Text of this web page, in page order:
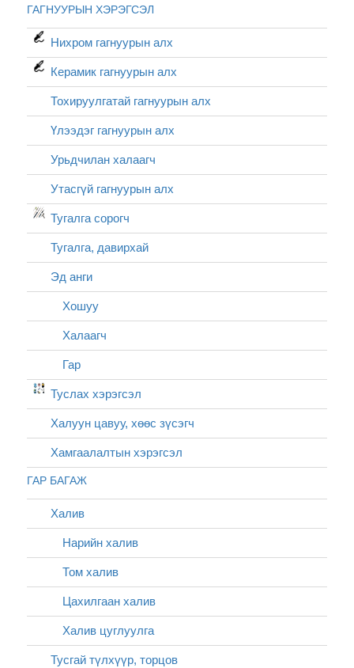
ГАГНУУРЫН ХЭРЭГСЭЛ
Нихром гагнуурын алх
Керамик гагнуурын алх
Тохируулгатай гагнуурын алх
Үлээдэг гагнуурын алх
Урьдчилан халаагч
Утасгүй гагнуурын алх
Тугалга сорогч
Тугалга, давирхай
Эд анги
Хошуу
Халаагч
Гар
Туслах хэрэгсэл
Халуун цавуу, хөөс зүсэгч
Хамгаалалтын хэрэгсэл
ГАР БАГАЖ
Халив
Нарийн халив
Том халив
Цахилгаан халив
Халив цуглуулга
Тусгай түлхүүр, торцов